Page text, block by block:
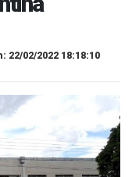
22/02/2022 18:18:10